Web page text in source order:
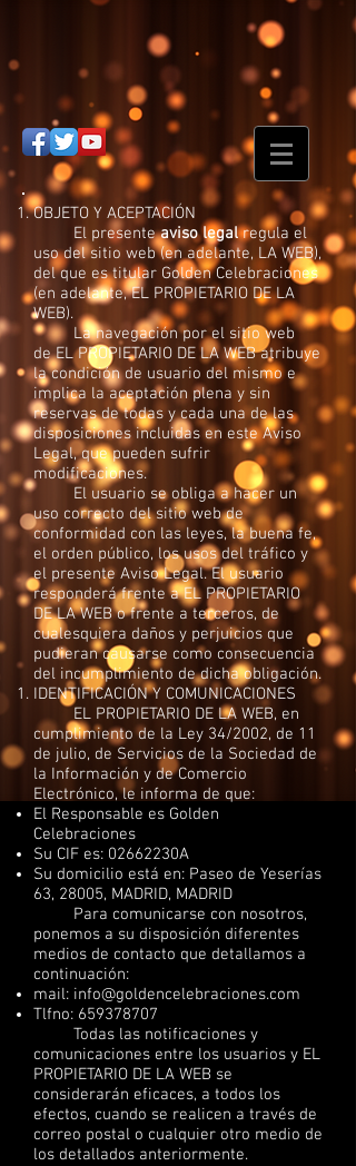
OBJETO Y ACEPTACIÓN
El presenteaviso legalregula el
uso del sitio web (en adelante, LA WEB),
del que es titular Golden Celebraciones
(en adelante, EL PROPIETARIO DE LA
WEB).
La navegación por el sitio web
de EL PROPIETARIO DE LA WEB atribuye
la condición de usuario del mismo e
implica la aceptación plena y sin
reservas de todas y cada una de las
disposiciones incluidas en este Aviso
Legal, que pueden sufrir
modificaciones.
El usuario se obliga a hacer un
uso correcto del sitio web de
conformidad con las leyes, la buena fe,
el orden público, los usos del tráfico y
el presente Aviso Legal. El usuario
responderá frente a EL PROPIETARIO
DE LA WEB o frente a terceros, de
cualesquiera daños y perjuicios que
pudieran causarse como consecuencia
del incumplimiento de dicha obligación.
IDENTIFICACIÓN Y COMUNICACIONES
EL PROPIETARIO DE LA WEB, en
cumplimiento de la Ley 34/2002, de 11
de julio, de Servicios de la Sociedad de
la Información y de Comercio
Electrónico, le informa de que:
El Responsable es Golden
Celebraciones
Su CIF es: 02662230A
Su domicilio está en: Paseo de Yeserías
63, 28005, MADRID, MADRID
Para comunicarse con nosotros,
ponemos a su disposición diferentes
medios de contacto que detallamos a
continuación:
mail: info@goldencelebraciones.com
Tlfno: 659378707
Todas las notificaciones y
comunicaciones entre los usuarios y EL
PROPIETARIO DE LA WEB se
considerarán eficaces, a todos los
efectos, cuando se realicen a través de
correo postal o cualquier otro medio de
los detallados anteriormente.